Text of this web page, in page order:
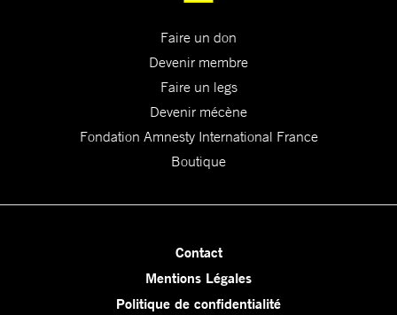
Faire un don
Devenir membre
Faire un legs
Devenir mécène
Fondation Amnesty International France
Boutique
Contact
Mentions Légales
Politique de confidentialité